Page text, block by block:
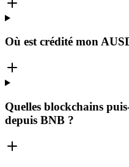
Où est crédité mon
Quelles blockchains
depuis BNB ?